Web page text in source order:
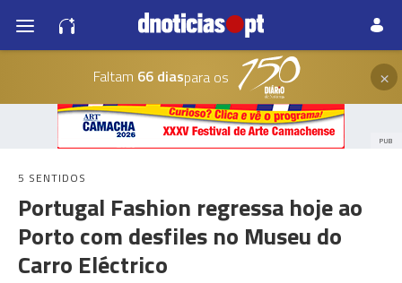
Faltam 66 diaspara os ×
PUB
5 SENTIDOS
Portugal Fashion regressa hoje ao
Porto com desfiles no Museu do
Carro Eléctrico